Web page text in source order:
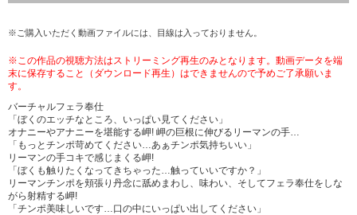
※ご購入いただく動画ファイルには、目線は入っておりません。
※この作品の視聴方法はストリーミング再生のみとなります。動画データを端
末に保存すること（ダウンロード再生）はできませんので予めご了承願いま
す。
バーチャルフェラ奉仕
「ぼくのエッチなところ、いっぱい見てください」
オナニーやアナニーを堪能する岬! 岬の巨根に伸びるリーマンの手…
「もっとチンポ苛めてください…あぁチンポ気持ちいい」
リーマンの手コキで感じまくる岬!
「ぼくも触りたくなってきちゃった…触っていいですか？」
リーマンチンポを頬張り丹念に舐めまわし、味わい、そしてフェラ奉仕をしな
がら射精する岬!
「チンポ美味しいです…口の中にいっぱい出してください」